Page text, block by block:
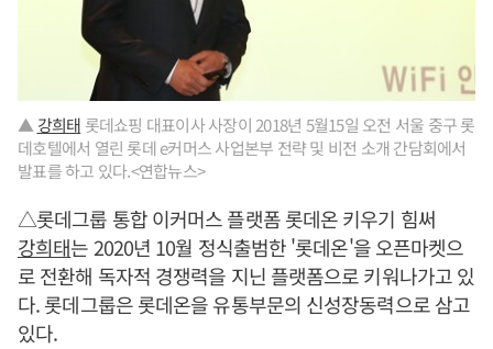
▲ 강희태 롯데쇼핑 대표이사 사장이 2018년 5월15일 오전 서울 중구 롯
데호텔에서 열린 롯데 e커머스 사업본부 전략 및 비전 소개 간담회에서
발표를 하고 있다.<연합뉴스>
△롯데그룹 통합 이커머스 플랫폼 롯데온 키우기 힘써
강희태는 2020년 10월 정식출범한 '롯데온'을 오픈마켓으
로 전환해 독자적 경쟁력을 지닌 플랫폼으로 키워나가고 있
다. 롯데그룹은 롯데온을 유통부문의 신성장동력으로 삼고
있다.